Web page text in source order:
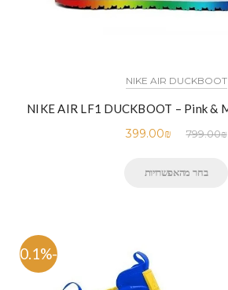
NIKE AIR DUCKBOOT
799.00₪
399.00₪
בחר מהאפשרויות
-50.1%